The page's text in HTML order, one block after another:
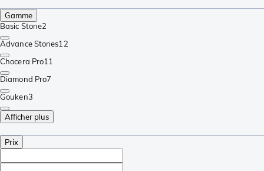
Gamme
Basic Stone2
Advance Stones12
Chocera Pro11
Diamond Pro7
Gouken3
Afficher plus
Prix